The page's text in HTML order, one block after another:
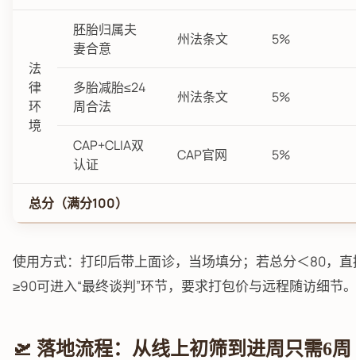
法
律
环
境
胚胎归属夫
妻合意
州法条文 5%
多胎减胎≤24
周合法
州法条文 5%
CAP+CLIA双
认证
CAP官网 5%
总分（满分100）
使用方式：打印后带上面诊，当场填分；若总分＜80，
≥90可进入“最终谈判”环节，要求打包价与远程随访细节。
🛫 落地流程：从线上初筛到进周只需6周